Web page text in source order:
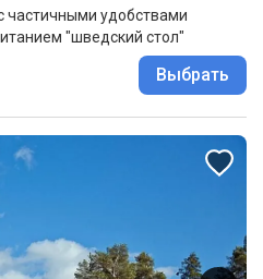
частичными удобствами
"шведский стол"
Выбрать